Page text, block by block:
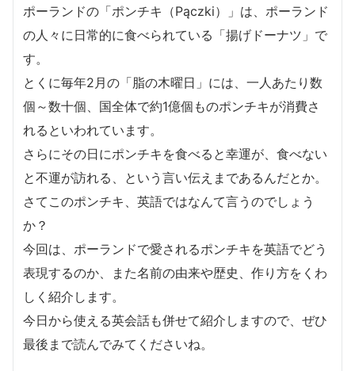
ポーランドの「ポンチキ（Pączki）」は、ポーランド
の人々に日常的に食べられている「揚げドーナツ」で
す。
とくに毎年2月の「脂の木曜日」には、一人あたり数
個～数十個、国全体で約1億個ものポンチキが消費さ
れるといわれています。
さらにその日にポンチキを食べると幸運が、食べない
と不運が訪れる、という言い伝えまであるんだとか。
さてこのポンチキ、英語ではなんて言うのでしょう
か？
今回は、ポーランドで愛されるポンチキを英語でどう
表現するのか、また名前の由来や歴史、作り方をくわ
しく紹介します。
今日から使える英会話も併せて紹介しますので、ぜひ
最後まで読んでみてくださいね。